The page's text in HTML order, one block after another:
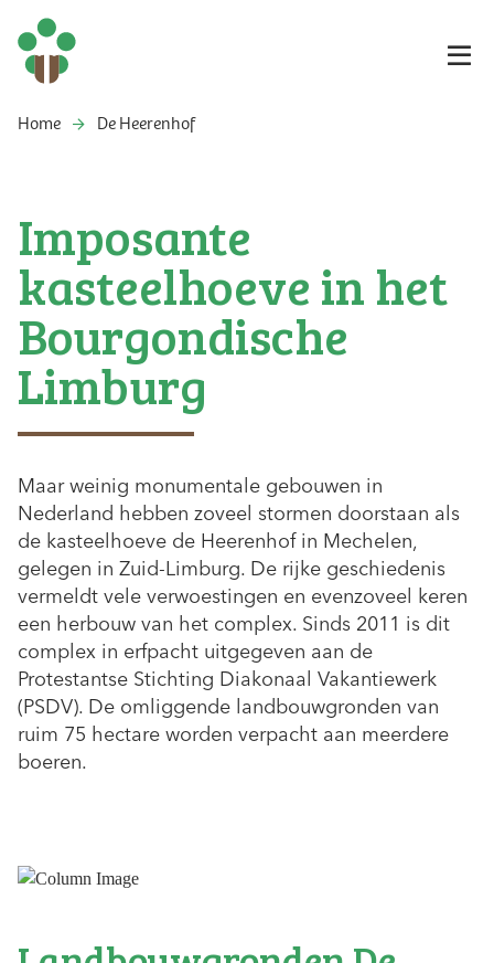
Home De Heerenhof
Imposante
kasteelhoeve in het
Bourgondische
Limburg
Maar weinig monumentale gebouwen in
Nederland hebben zoveel stormen doorstaan als
de kasteelhoeve de Heerenhof in Mechelen,
gelegen in Zuid-Limburg. De rijke geschiedenis
vermeldt vele verwoestingen en evenzoveel keren
een herbouw van het complex. Sinds 2011 is dit
complex in erfpacht uitgegeven aan de
Protestantse Stichting Diakonaal Vakantiewerk
(PSDV). De omliggende landbouwgronden van
ruim 75 hectare worden verpacht aan meerdere
boeren.